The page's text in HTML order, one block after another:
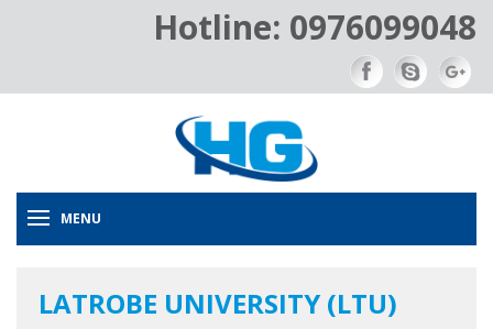
Hotline: 0976099048
MENU
LATROBE UNIVERSITY (LTU)